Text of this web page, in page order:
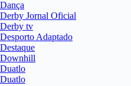
Dança
Derby Jornal Oficial
Derby tv
Desporto Adaptado
Destaque
Downhill
Duatlo
Duatlo